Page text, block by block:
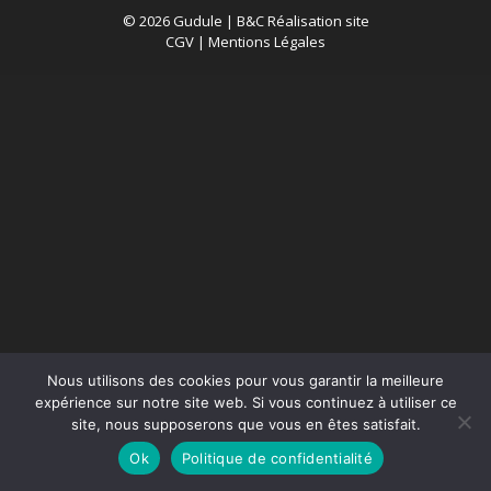
© 2026 Gudule | B&C Réalisation site
CGV | Mentions Légales
Nous utilisons des cookies pour vous garantir la meilleure
expérience sur notre site web. Si vous continuez à utiliser ce
site, nous supposerons que vous en êtes satisfait.
Ok
Politique de confidentialité